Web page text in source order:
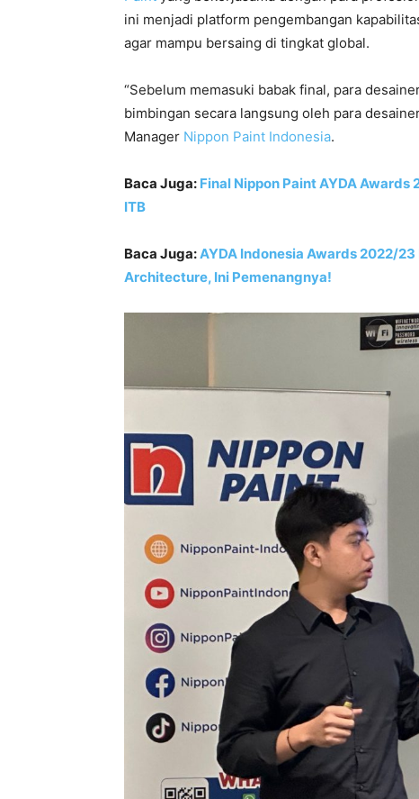
ini menjadi platform pengembangan
agar mampu bersaing di tingkat global.
“Sebelum memasuki babak final, para
bimbingan secara langsung oleh para
Manager Nippon Paint Indonesia.
Baca Juga: Final Nippon Paint AYDA
ITB
Baca Juga:AYDA Indonesia Awards 2022/
Architecture, Ini Pemenangnya!